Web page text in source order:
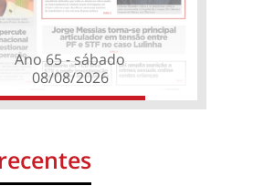
Ano 65 - sábado
08/08/2026